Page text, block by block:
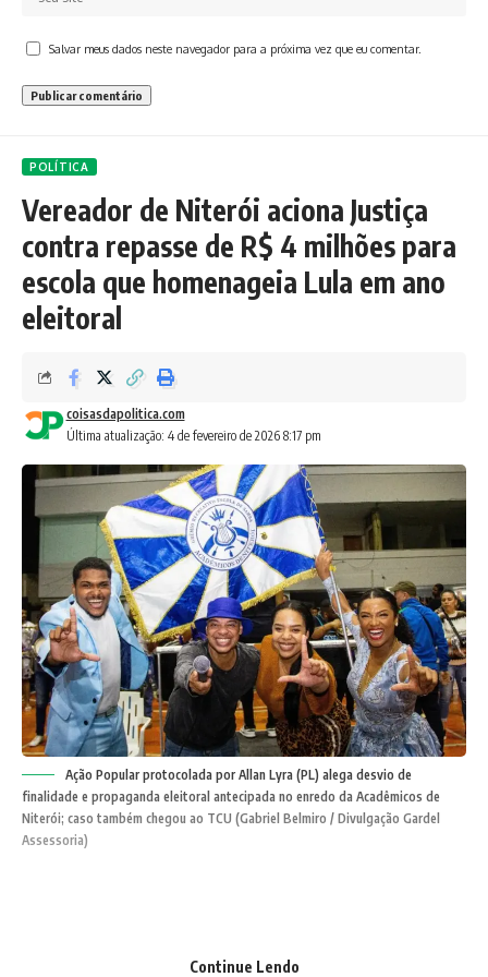
Salvar meus dados neste navegador para a próxima vez que eu comentar.
POLÍTICA
Vereador de Niterói aciona Justiça
contra repasse de R$ 4 milhões para
escola que homenageia Lula em ano
eleitoral
Última atualização: 4 de fevereiro de 2026 8:17 pm
coisasdapolitica.com
Ação Popular protocolada por Allan Lyra (PL) alega desvio de
finalidade e propaganda eleitoral antecipada no enredo da Acadêmicos de
Niterói; caso também chegou ao TCU (Gabriel Belmiro / Divulgação Gardel
Assessoria)
novo capítulo da polarização política fluminense. O
Continue Lendo